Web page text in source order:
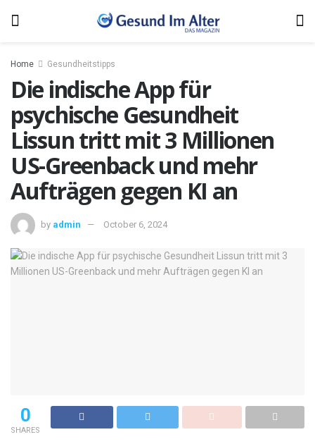
Home Gesundheitstipps
Die indische App für
psychische Gesundheit
Lissun tritt mit 3 Millionen
US-Greenback und mehr
Aufträgen gegen KI an
by admin October 6, 2024
0
SHARES